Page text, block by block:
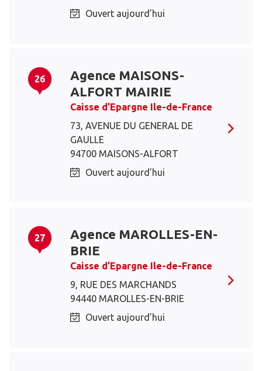
Ouvert aujourd’hui
26
Agence MAISONS-
ALFORT MAIRIE
Caisse d’Epargne Ile-de-France
73, AVENUE DU GENERAL DE
GAULLE
94700 MAISONS-ALFORT
Ouvert aujourd’hui
27
Agence MAROLLES-EN-
BRIE
Caisse d’Epargne Ile-de-France
9, RUE DES MARCHANDS
94440 MAROLLES-EN-BRIE
Ouvert aujourd’hui